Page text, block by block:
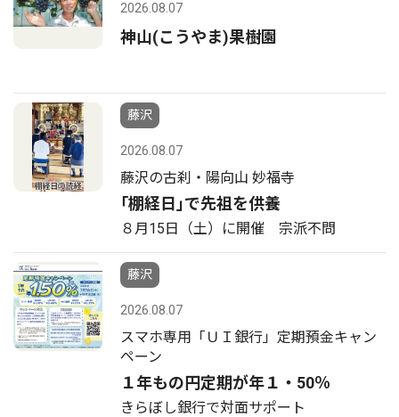
2026.08.07
神山(こうやま)果樹園
藤沢
2026.08.07
藤沢の古刹・陽向山 妙福寺
｢棚経日｣で先祖を供養
８月15日（土）に開催 宗派不問
藤沢
2026.08.07
スマホ専用「ＵＩ銀行」定期預金キャン
ペーン
１年もの円定期が年１・50％
きらぼし銀行で対面サポート